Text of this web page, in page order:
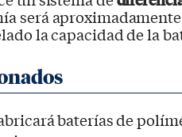
será
la capacidad de la
baterías de